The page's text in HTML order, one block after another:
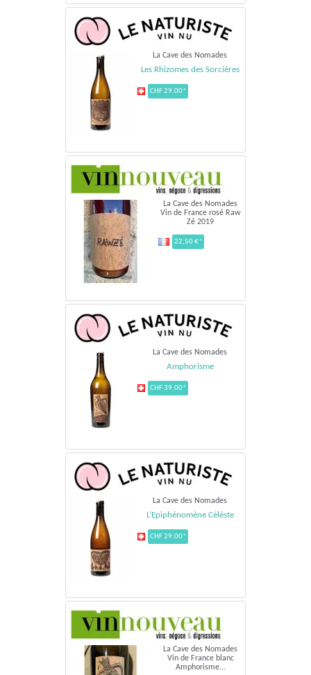
La Cave des Nomades
Les Rhizomes des Sorcières
CHF 29.00*
La Cave des Nomades
Vin de France rosé Raw
Zé 2019
22,50 €*
La Cave des Nomades
Amphorisme
CHF 39.00*
La Cave des Nomades
L’Epiphénomène Célèste
CHF 29.00*
La Cave des Nomades
Vin de France blanc
Amphorisme...